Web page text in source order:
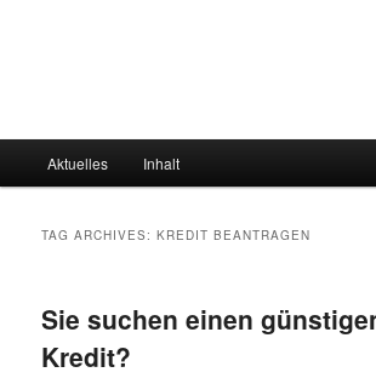
Aktuelles Inhalt
TAG ARCHIVES:KREDIT BEANTRAGEN
Sie suchen einen
Kredit?